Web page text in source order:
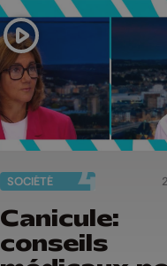
SOCIÉTÉ
Canicule:
conseils